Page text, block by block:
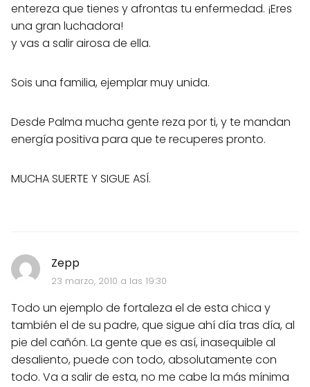
entereza que tienes y afrontas tu enfermedad. ¡Eres
una gran luchadora!
y vas a salir airosa de ella.
Sois una familia, ejemplar muy unida.
Desde Palma mucha gente reza por ti, y te mandan
energía positiva para que te recuperes pronto.
MUCHA SUERTE Y SIGUE ASÍ.
Zepp
23 marzo, 2010 a las 19:30
Todo un ejemplo de fortaleza el de esta chica y
también el de su padre, que sigue ahí día tras día, al
pie del cañón. La gente que es así, inasequible al
desaliento, puede con todo, absolutamente con
todo. Va a salir de esta, no me cabe la más mínima